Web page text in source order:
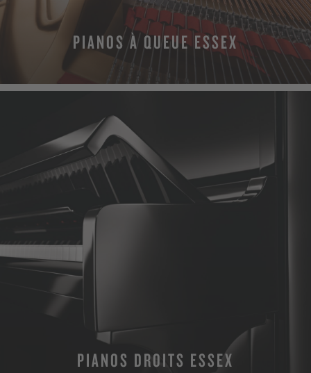
PIANOS À QUEUE ESSEX
PIANOS DROITS ESSEX